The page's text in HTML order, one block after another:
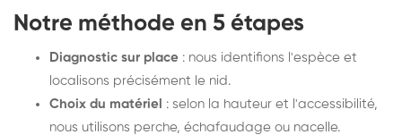
Notre méthode en 5 étapes
Diagnostic sur place : nous identifions l'espèce et
localisons précisément le nid.
Choix du matériel : selon la hauteur et l'accessibilité,
nous utilisons perche, échafaudage ou nacelle.